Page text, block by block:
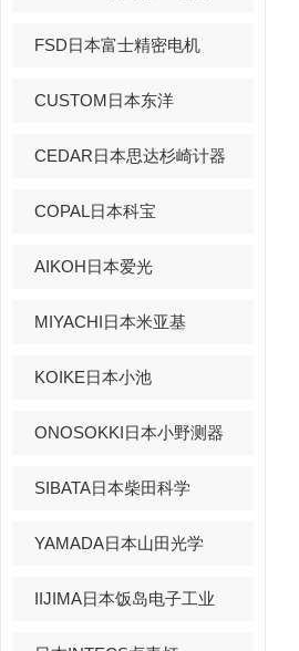
FSD日本富士精密电机
CUSTOM日本东洋
CEDAR日本思达杉崎计器
COPAL日本科宝
AIKOH日本爱光
MIYACHI日本米亚基
KOIKE日本小池
ONOSOKKI日本小野测器
SIBATA日本柴田科学
YAMADA日本山田光学
IIJIMA日本饭岛电子工业